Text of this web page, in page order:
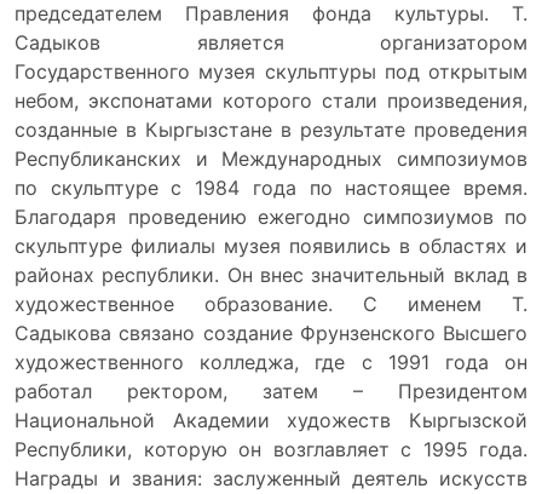
председателем Правления фонда культуры. Т.
Садыков является организатором
Государственного музея скульптуры под открытым
небом, экспонатами которого стали произведения,
созданные в Кыргызстане в результате проведения
Республиканских и Международных симпозиумов
по скульптуре с 1984 года по настоящее время.
Благодаря проведению ежегодно симпозиумов по
скульптуре филиалы музея появились в областях и
районах республики. Он внес значительный вклад в
художественное образование. С именем Т.
Садыкова связано создание Фрунзенского Высшего
художественного колледжа, где с 1991 года он
работал ректором, затем – Президентом
Национальной Академии художеств Кыргызской
Республики, которую он возглавляет с 1995 года.
Награды и звания: заслуженный деятель искусств